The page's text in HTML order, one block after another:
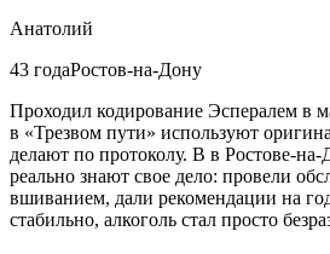
Анатолий
43 годаРостов-на-Дону
Проходил кодирование Эспералем в
в «Трезвом пути» используют
делают по протоколу. В в Ростове-
реально знают свое дело: провели
вшиванием, дали рекомендации на
стабильно, алкоголь стал просто